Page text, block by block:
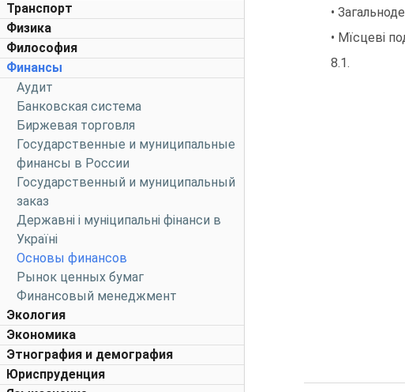
Транспорт
Физика
Философия
Финансы
Аудит
Банковская система
Биржевая торговля
Государственные и муниципальные
финансы в России
Государственный и муниципальный
заказ
Державні і муніципальні фінанси в
Україні
Основы финансов
Рынок ценных бумаг
Финансовый менеджмент
Экология
Экономика
Этнография и демография
Юриспруденция
•
• Мїсцеві
8.1.